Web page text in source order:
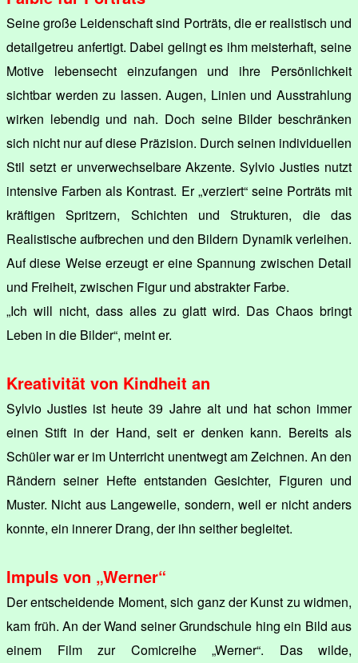
Seine große Leidenschaft sind Porträts, die er realistisch und
detailgetreu anfertigt. Dabei gelingt es ihm meisterhaft, seine
Motive lebensecht einzufangen und ihre Persönlichkeit
sichtbar werden zu lassen. Augen, Linien und Ausstrahlung
wirken lebendig und nah. Doch seine Bilder beschränken
sich nicht nur auf diese Präzision. Durch seinen individuellen
Stil setzt er unverwechselbare Akzente. Sylvio Justies nutzt
intensive Farben als Kontrast. Er „verziert“ seine Porträts mit
kräftigen Spritzern, Schichten und Strukturen, die das
Realistische aufbrechen und den Bildern Dynamik verleihen.
Auf diese Weise erzeugt er eine Spannung zwischen Detail
und Freiheit, zwischen Figur und abstrakter Farbe.
„Ich will nicht, dass alles zu glatt wird. Das Chaos bringt
Leben in die Bilder“, meint er.
Kreativität von Kindheit an
Sylvio Justies ist heute 39 Jahre alt und hat schon immer
einen Stift in der Hand, seit er denken kann. Bereits als
Schüler war er im Unterricht unentwegt am Zeichnen. An den
Rändern seiner Hefte entstanden Gesichter, Figuren und
Muster. Nicht aus Langeweile, sondern, weil er nicht anders
konnte, ein innerer Drang, der ihn seither begleitet.
Impuls von „Werner“
Der entscheidende Moment, sich ganz der Kunst zu widmen,
kam früh. An der Wand seiner Grundschule hing ein Bild aus
einem Film zur Comicreihe „Werner“. Das wilde,